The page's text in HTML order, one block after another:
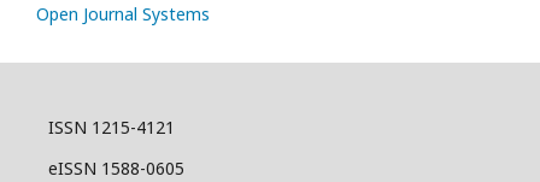
Open Journal Systems
ISSN 1215-4121
eISSN 1588-0605